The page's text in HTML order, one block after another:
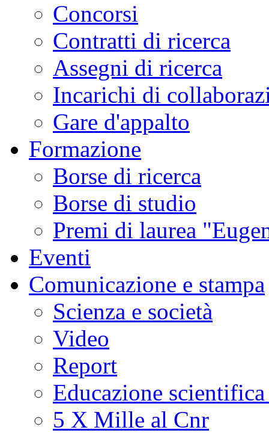
Concorsi
Contratti di ricerca
Assegni di ricerca
Incarichi di
Gare d'appalto
Formazione
Borse di ricerca
Borse di studio
Premi di laurea
Eventi
Comunicazione e stampa
Scienza e società
Video
Report
Educazione
5 X Mille al Cnr